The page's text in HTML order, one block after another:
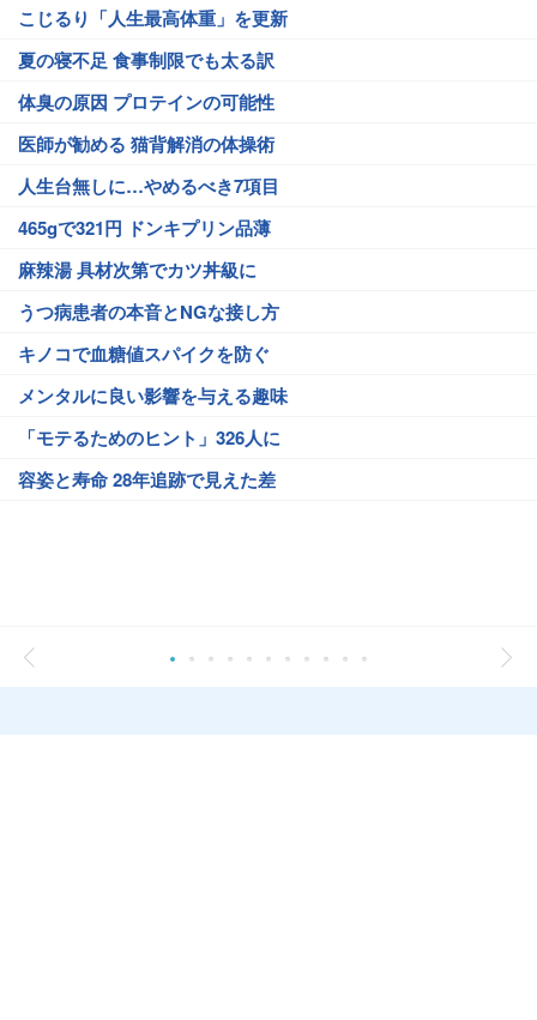
こじるり「人生最高体重」を更新
夏の寝不足 食事制限でも太る訳
体臭の原因 プロテインの可能性
医師が勧める 猫背解消の体操術
人生台無しに…やめるべき7項目
465gで321円 ドンキプリン品薄
麻辣湯 具材次第でカツ丼級に
うつ病患者の本音とNGな接し方
キノコで血糖値スパイクを防ぐ
メンタルに良い影響を与える趣味
「モテるためのヒント」326人に
容姿と寿命 28年追跡で見えた差